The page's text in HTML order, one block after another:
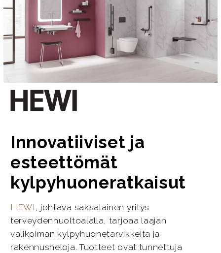
Innovatiiviset ja
esteettömät
kylpyhuoneratkaisut
HEWI , johtava saksalainen yritys
terveydenhuoltoalalla, tarjoaa laajan
valikoiman kylpyhuonetarvikkeita ja
rakennusheloja. Tuotteet ovat tunnettuja